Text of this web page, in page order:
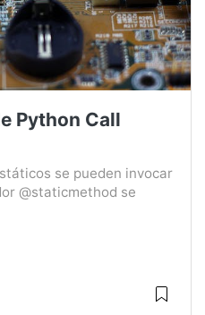
Python Call
se pueden invocar
@staticmethod se